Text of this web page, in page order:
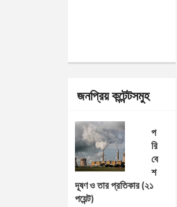
জনপ্রিয় কন্টেন্টসমুহ
প
রি
বে
শ
দূষণ ও তার প্রতিকার (২১
পয়েন্ট)